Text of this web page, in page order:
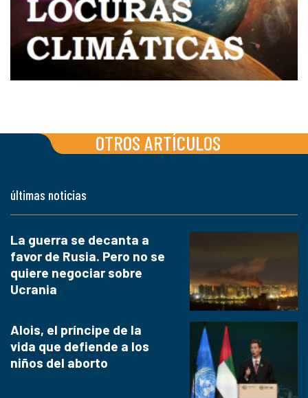
OTROS ARTÍCULOS
últimas noticias
La guerra se decanta a
favor de Rusia. Pero no se
quiere negociar sobre
Ucrania
Alois, el príncipe de la
vida que defiende a los
niños del aborto